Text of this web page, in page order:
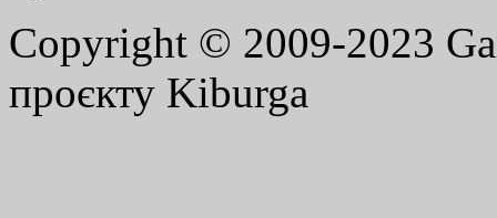
Copyright © 2009-2023
проєкту Kiburga